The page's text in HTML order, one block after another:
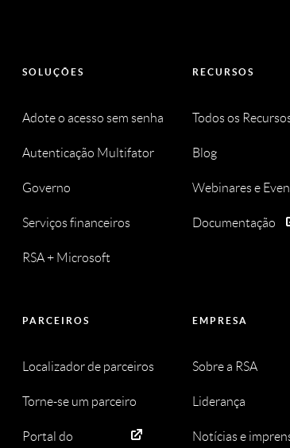
SOLUÇÕES
Adote o acesso sem senha
Autenticação Multifator
Governo
Serviços financeiros
RSA + Microsoft
RECURSOS
Todos os
Blog
Webinares e
Documentação
PARCEIROS
Localizador de parceiros
Torne-se um parceiro
Portal do
EMPRESA
Sobre a RSA
Liderança
Notícias e